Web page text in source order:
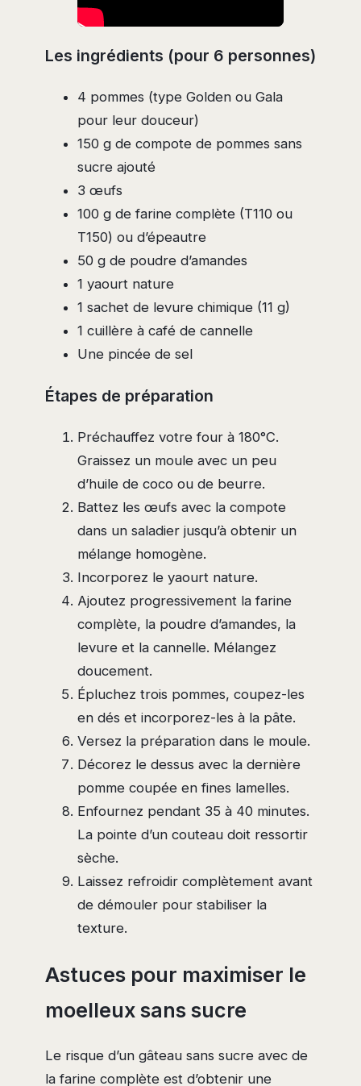
Les ingrédients (pour 6 personnes)
4 pommes (type Golden ou Gala
pour leur douceur)
150 g de compote de pommes sans
sucre ajouté
3 œufs
100 g de farine complète (T110 ou
T150) ou d’épeautre
50 g de poudre d’amandes
1 yaourt nature
1 sachet de levure chimique (11 g)
1 cuillère à café de cannelle
Une pincée de sel
Étapes de préparation
Préchauffez votre four à 180°C.
Graissez un moule avec un peu
d’huile de coco ou de beurre.
Battez les œufs avec la compote
dans un saladier jusqu’à obtenir un
mélange homogène.
Incorporez le yaourt nature.
Ajoutez progressivement la farine
complète, la poudre d’amandes, la
levure et la cannelle. Mélangez
doucement.
Épluchez trois pommes, coupez-les
en dés et incorporez-les à la pâte.
Versez la préparation dans le moule.
Décorez le dessus avec la dernière
pomme coupée en fines lamelles.
Enfournez pendant 35 à 40 minutes.
La pointe d’un couteau doit ressortir
sèche.
Laissez refroidir complètement avant
de démouler pour stabiliser la
texture.
Astuces pour maximiser le
moelleux sans sucre
Le risque d’un gâteau sans sucre avec de
la farine complète est d’obtenir une